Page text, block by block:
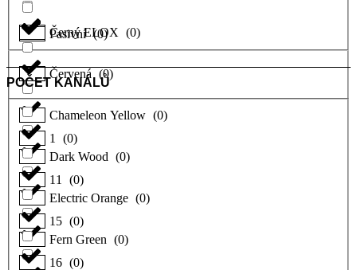
Černý ELOX (0)
Červená (0)
Chameleon Yellow (0)
Dark Wood (0)
Electric Orange (0)
Fern Green (0)
Pasivní (0)
POČET KANÁLŮ
1 (0)
11 (0)
15 (0)
16 (0)